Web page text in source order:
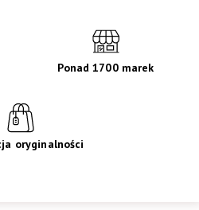
Ponad 1700 marek
oryginalności